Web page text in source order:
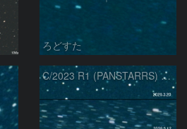
ろどすた
C/2023 R1 (PANSTARRS) の変化